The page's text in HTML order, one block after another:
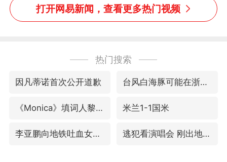
处理
打开网易新闻，查看更多热门视频
热门搜索
因凡蒂诺首次公开道歉 台风白海豚可能在浙江登陆
《Monica》填词人黎彼得去世 米兰1-1国米
李亚鹏向地铁吐血女孩捐99999元 逃犯看演唱会 刚出地铁就被逮住